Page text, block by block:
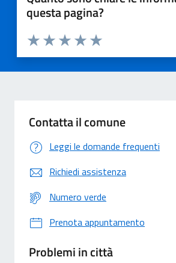
questa pagina?
Valuta 5 stelle su 5
Valuta 4 stelle su 5
Valuta 3 stelle su 5
Valuta 2 stelle su 5
Valuta 1 stelle su 5
Contatta il comune
Leggi le domande frequenti
Richiedi assistenza
Numero verde
Prenota appuntamento
Problemi in città